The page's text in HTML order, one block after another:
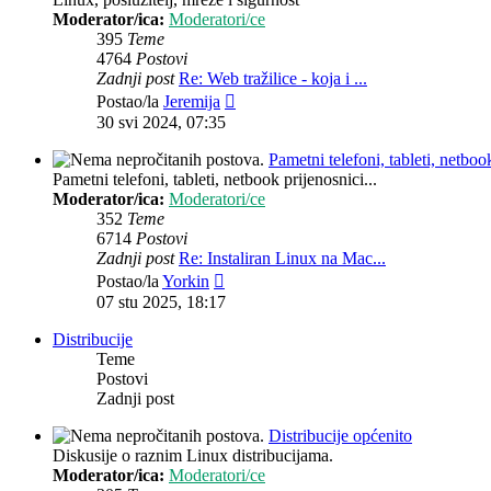
Moderator/ica: Moderatori/ce
395 Teme
4764 Postovi
Zadnji post Re: Web tražilice - koja i ...
Postao/la Jeremija
30 svi 2024, 07:35
Pametni telefoni, tableti,
Pametni telefoni, tableti, netbook prijenosnici...
Moderator/ica: Moderatori/ce
352 Teme
6714 Postovi
Zadnji post Re: Instaliran Linux na Mac...
Postao/laYorkin
post
07 stu 2025, 18:17
Distribucije
Teme
Postovi
Zadnji post
Distribucije općenito
Diskusije o raznim Linux distribucijama.
Moderator/ica: Moderatori/ce